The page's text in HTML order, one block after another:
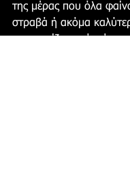
της μέρας που όλα
στραβά ή ακόμα